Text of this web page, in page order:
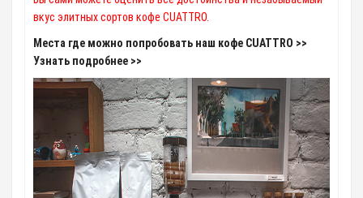
вкус элитных сортов кофе CUATTRO.
Места где можно попробовать наш кофе CUATTRO >>
Узнать подробнее >>